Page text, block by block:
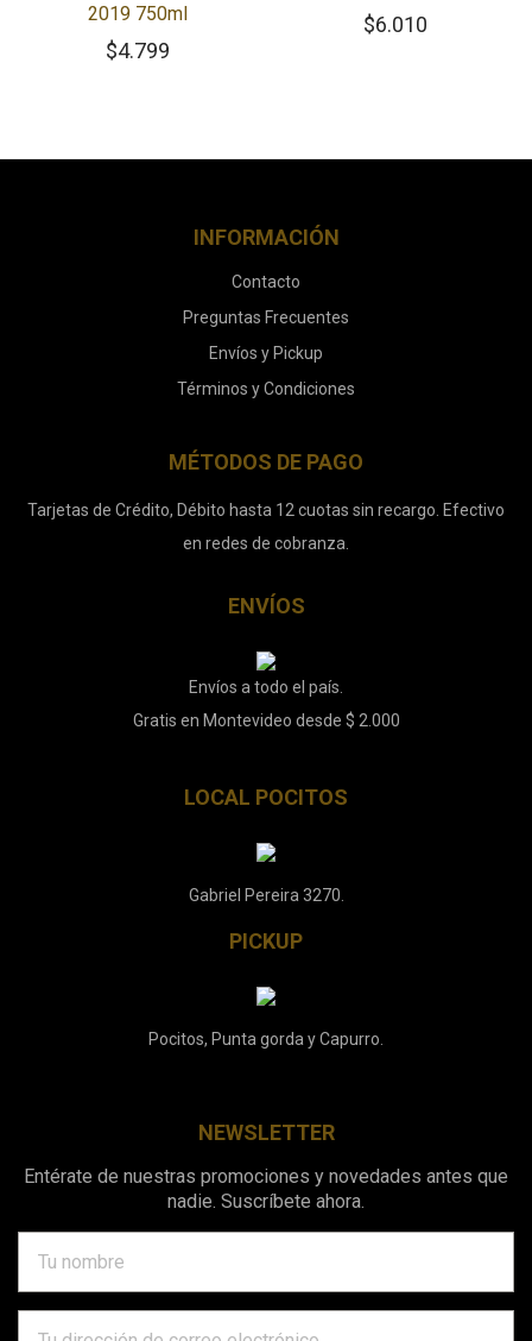
2019 750ml
$4.799
$6.010
INFORMACIÓN
Contacto
Preguntas Frecuentes
Envíos y Pickup
Términos y Condiciones
MÉTODOS DE PAGO
Tarjetas de Crédito, Débito hasta 12 cuotas sin recargo. Efectivo
en redes de cobranza.
ENVÍOS
Envíos a todo el país.
Gratis en Montevideo desde $ 2.000
LOCAL POCITOS
Gabriel Pereira 3270.
PICKUP
Pocitos, Punta gorda y Capurro.
NEWSLETTER
Entérate de nuestras promociones y novedades antes que
nadie. Suscríbete ahora.